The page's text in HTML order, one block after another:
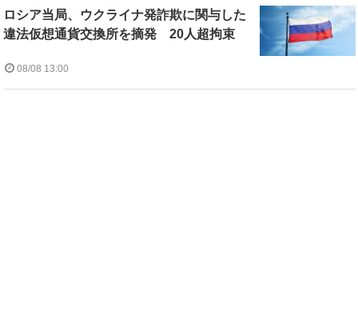
ロシア当局、ウクライナ発詐欺に関与した
違法仮想通貨交換所を摘発 20人超拘束
08/08 13:00